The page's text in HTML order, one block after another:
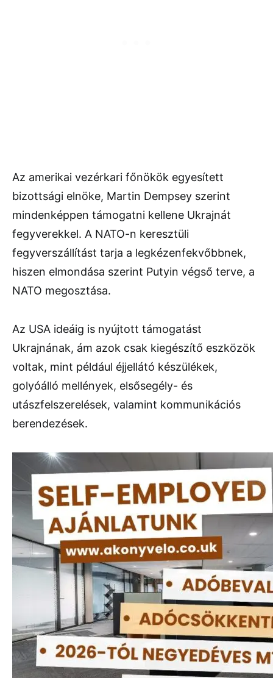
Az amerikai vezérkari főnökök egyesített
bizottsági elnöke, Martin Dempsey szerint
mindenképpen támogatni kellene Ukrajnát
fegyverekkel. A NATO-n keresztüli
fegyverszállítást tarja a legkézenfekvőbbnek,
hiszen elmondása szerint Putyin végső terve, a
NATO megosztása.
Az USA ideáig is nyújtott támogatást
Ukrajnának, ám azok csak kiegészítő eszközök
voltak, mint például éjjellátó készülékek,
golyóálló mellények, elsősegély- és
utászfelszerelések, valamint kommunikációs
berendezések.